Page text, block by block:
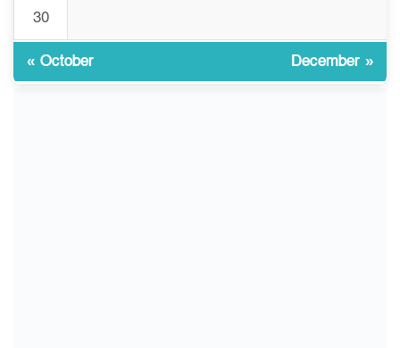
১০
জুলাই আন্দোলন ছিল সম্মিলিত,
লক্ষ্য হওয়া উচিত ঐক্য ও
30
« October December »